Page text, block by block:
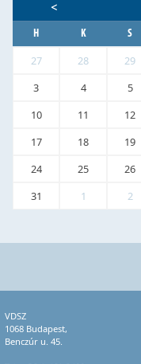
<
H K S
27 28 29
3
4 5
10
11 12
17
18 19
24
25 26
31
1 2
VDSZ
1068 Budapest,
Benczúr u. 45.